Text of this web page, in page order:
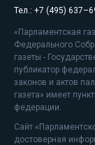
Тел.: +7 (495)
«Парламентская
Федерального
газеты -
публикатор
законов и актов
газета» имеет
федерации.
Сайт
достоверная